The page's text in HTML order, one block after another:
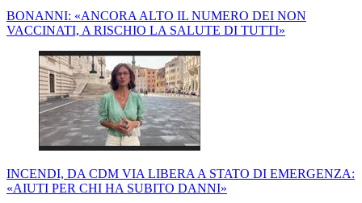
BONANNI: «ANCORA ALTO IL NUMERO DEI NON
VACCINATI, A RISCHIO LA SALUTE DI TUTTI»
INCENDI, DA CDM VIA LIBERA A STATO DI EMERGENZA:
«AIUTI PER CHI HA SUBITO DANNI»